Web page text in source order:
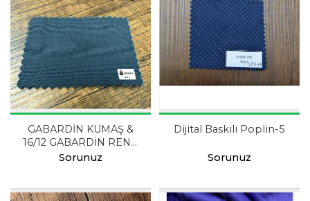
GABARDİN KUMAŞ &
16/12 GABARDİN RENK
12
Sorunuz
Dijital Baskılı Poplin-5
Sorunuz